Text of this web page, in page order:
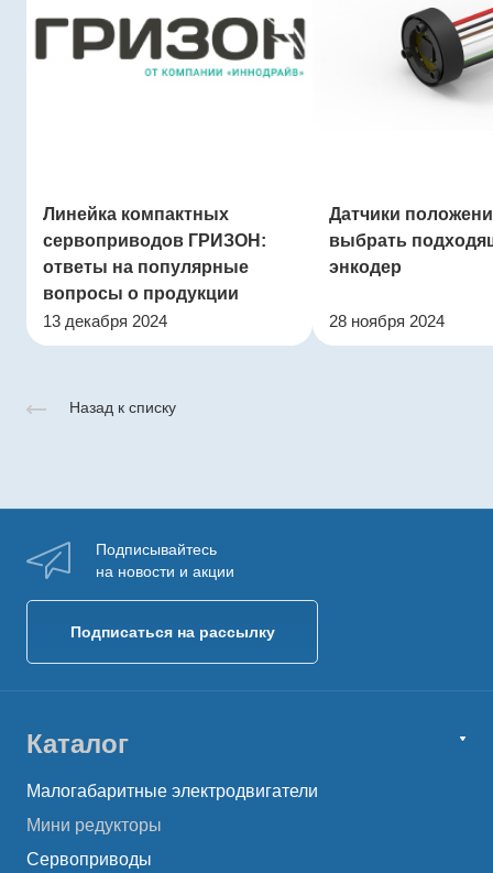
Линейка компактных
сервоприводов ГРИЗОН:
ответы на популярные
вопросы о продукции
13 декабря 2024
Датчики
выбрать
энкодер
28 ноября 2024
Назад к списку
Подписывайтесь
на новости и акции
Подписаться на рассылку
Каталог
Малогабаритные электродвигатели
Мини редукторы
Сервоприводы